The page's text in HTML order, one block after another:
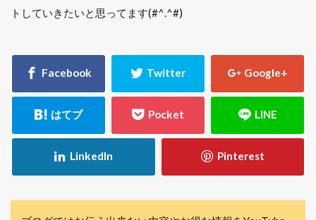
トしていきたいと思ってます(#^.^#)